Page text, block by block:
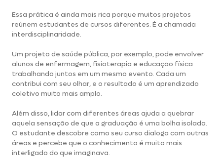
Essa prática é ainda mais rica porque muitos projetos
reúnem estudantes de cursos diferentes. É a chamada
interdisciplinaridade.
Um projeto de saúde pública, por exemplo, pode envolver
alunos de enfermagem, fisioterapia e educação física
trabalhando juntos em um mesmo evento. Cada um
contribui com seu olhar, e o resultado é um aprendizado
coletivo muito mais amplo.
Além disso, lidar com diferentes áreas ajuda a quebrar
aquela sensação de que a graduação é uma bolha isolada.
O estudante descobre como seu curso dialoga com outras
áreas e percebe que o conhecimento é muito mais
interligado do que imaginava.